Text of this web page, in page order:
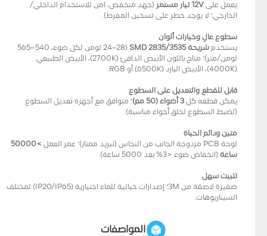
يعمل على12V تيار مستمر
(جهد منخفض، آمن للاستخدام الداخلي/
الخارجي؛ لا يوجد خطر على تسخين المفرط).
سطوع عالٍ وخيارات ألوان
يستخدمشريحة SMD 2835/3535
(24–28 لومن لكل ضوء، 540–565
لومن/متر)؛ متاح باللون الأبيض الدافئ (2700K)، الأبيض الطبيعي
قابل للقطع والتعديل على السطوع
يمكن قطعه كل 3 أضواء (50 مم)
؛ متوافق مع أجهزة تعديل السطوع
(لضبط السطوع لخلق أجواء مناسبة).
متين ودائم الحياة
لوحة PCB مزدوجة الجانب من النحاس (تبريد ممتاز)؛ عمر العمل
>50000
ساعة(انخفاض ضوء <3% بعد 5000 ساعة).
تثبيت سهل
ضفيرة لاصقة من 3M؛ إصدارات خيالية للماء اختيارية (IP20/IP65) لمختلف
السيناريوهات.
المواصفات